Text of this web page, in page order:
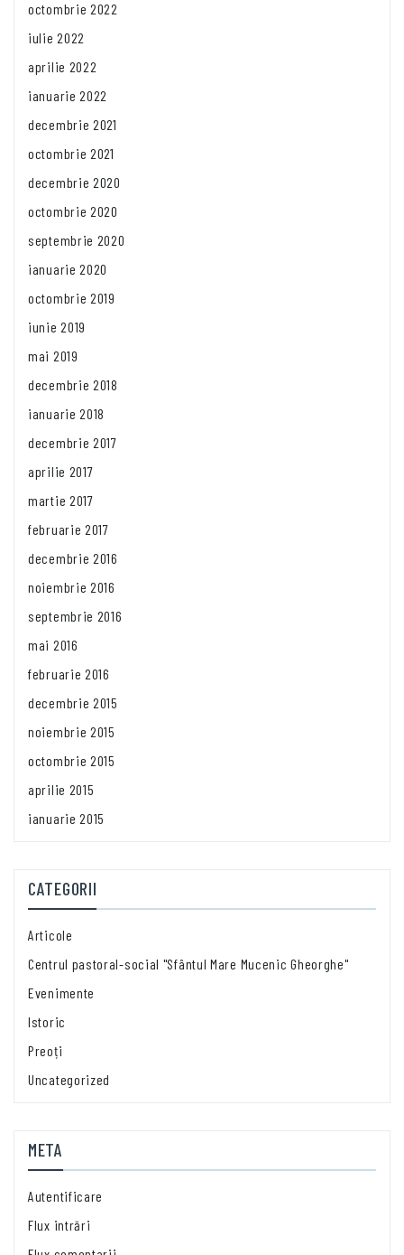
octombrie 2022
iulie 2022
aprilie 2022
ianuarie 2022
decembrie 2021
octombrie 2021
decembrie 2020
octombrie 2020
septembrie 2020
ianuarie 2020
octombrie 2019
iunie 2019
mai 2019
decembrie 2018
ianuarie 2018
decembrie 2017
aprilie 2017
martie 2017
februarie 2017
decembrie 2016
noiembrie 2016
septembrie 2016
mai 2016
februarie 2016
decembrie 2015
noiembrie 2015
octombrie 2015
aprilie 2015
ianuarie 2015
CATEGORII
Articole
Centrul pastoral-social "Sfântul Mare Mucenic Gheorghe"
Evenimente
Istoric
Preoți
Uncategorized
META
Autentificare
Flux intrări